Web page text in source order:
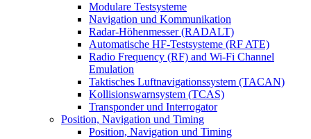
Modulare Testsysteme
Navigation und Kommunikation
Radar-Höhenmesser (RADALT)
Automatische HF-Testsysteme (RF ATE)
Radio Frequency (RF) and Wi-Fi Channel
Emulation
Taktisches Luftnavigationssystem (TACAN)
Kollisionswarnsystem (TCAS)
Transponder und Interrogator
Position, Navigation und Timing
Position, Navigation und Timing